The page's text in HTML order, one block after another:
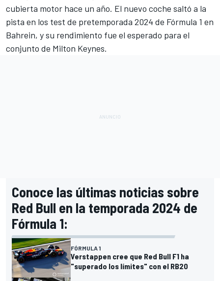
cubierta motor hace un año. El nuevo coche saltó a la
pista en los test de pretemporada 2024 de Fórmula 1 en
Bahrein, y su rendimiento fue el esperado para el
conjunto de Milton Keynes.
Conoce las últimas noticias sobre
Red Bull en la temporada 2024 de
Fórmula 1:
FÓRMULA 1
Verstappen cree que Red Bull F1 ha
"superado los límites" con el RB20